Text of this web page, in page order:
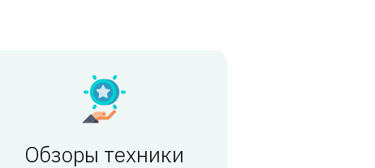
Обзоры техники